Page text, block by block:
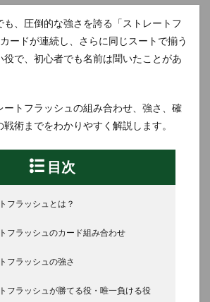
も、圧倒的な強さを誇る「ストレートフ
ードが連続し、さらに同じスートで揃う
役で、初心者でも名前は聞いたことがあ
ートフラッシュの組み合わせ、強さ、確
術までをわかりやすく解説します。
目次
フラッシュとは？
フラッシュのカード組み合わせ
フラッシュの強さ
フラッシュが勝てる役・唯一負ける役